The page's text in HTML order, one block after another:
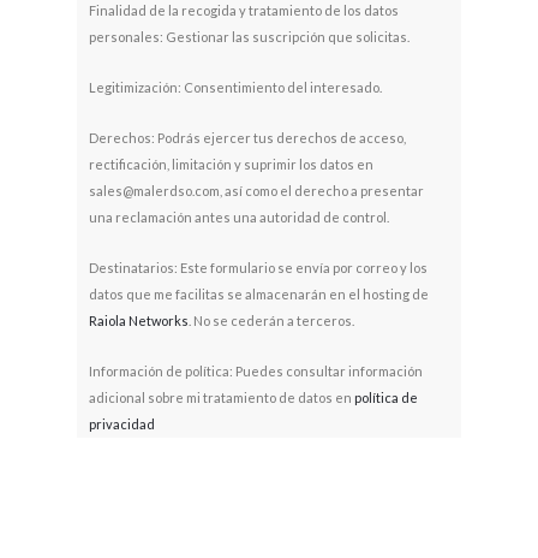
Finalidad de la recogida y tratamiento de los datos
personales: Gestionar las suscripción que solicitas.
Legitimización: Consentimiento del interesado.
Derechos: Podrás ejercer tus derechos de acceso,
rectificación, limitación y suprimir los datos en
sales@malerdso.com, así como el derecho a presentar
una reclamación antes una autoridad de control.
Destinatarios: Este formulario se envía por correo y los
datos que me facilitas se almacenarán en el hosting de
Raiola Networks . No se cederán a terceros.
Información de política: Puedes consultar información
adicional sobre mi tratamiento de datos en política de
privacidad